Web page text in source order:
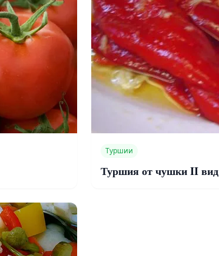
Туршии
Туршия от чушки II вид